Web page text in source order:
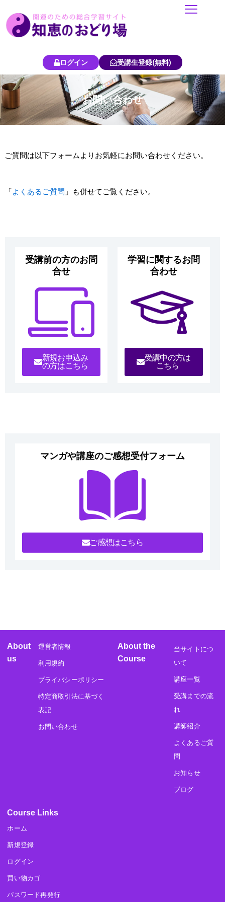
容
ッ
プ
ログイン 受講生登録(無料)
お問い合わせ
ご質問は以下フォームよりお気軽にお問い合わせください。
「よくあるご質問 」も併せてご覧ください。
受講前の方のお問
合せ
新規お申込み
の方はこちら
学習に関するお問
合わせ
受講中の方は
こちら
マンガや講座のご感想受付フォーム
ご感想はこちら
About
us
運営者情報
利用規約
プライバシーポリシー
特定商取引法に基づく
表記
お問い合わせ
About the
Course
当サイトにつ
いて
講座一覧
受講までの流
れ
講師紹介
よくあるご質
問
お知らせ
ブログ
Course Links
ホーム
新規登録
ログイン
買い物カゴ
パスワード再発行